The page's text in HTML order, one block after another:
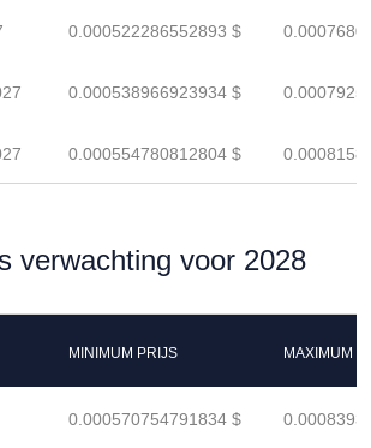
0.000522286552893 $
0.000538966923934 $
0.000554780812804 $
verwachting voor 2028
MINIMUM PRIJS MAXIMUM
0.000570754791834 $